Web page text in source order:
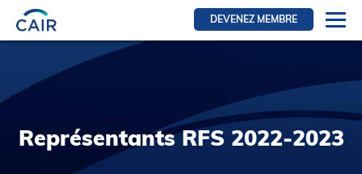
DEVENEZ MEMBRE
Se connecter
Ressources pour les membres
RFE Section
Représentants RFS 2022-2023